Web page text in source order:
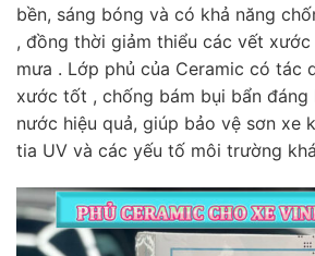
bền, sáng bóng và có khả năng
, đồng thời giảm thiểu các vết
mưa . Lớp phủ của Ceramic có tác
xước tốt , chống bám bụi bẩn đáng
nước hiệu quả, giúp bảo vệ sơn xe
tia UV và các yếu tố môi trường